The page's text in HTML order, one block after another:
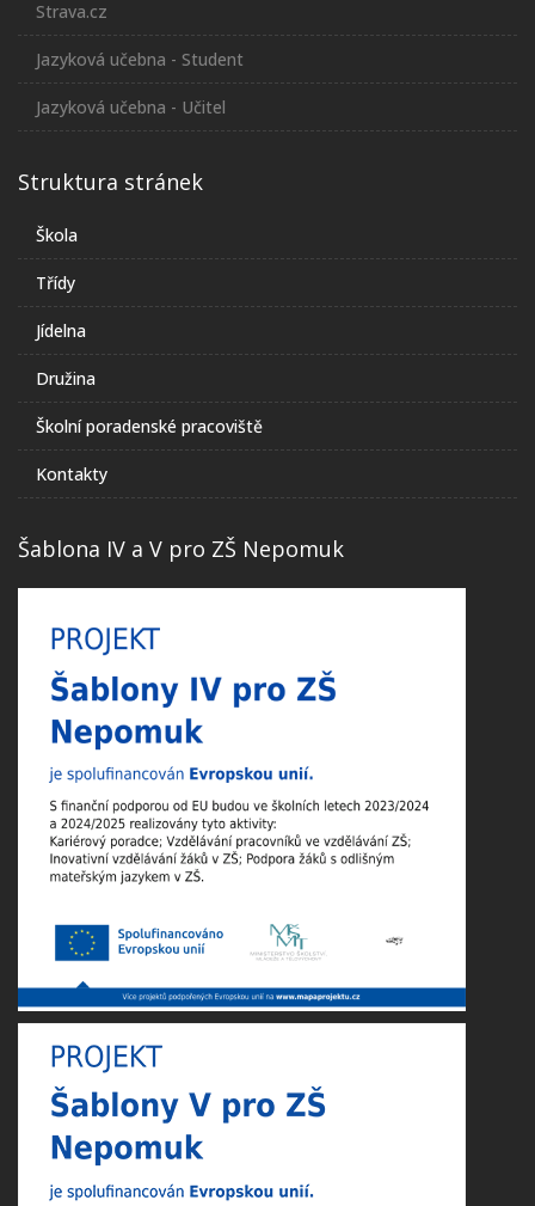
Strava.cz
Jazyková učebna - Student
Jazyková učebna - Učitel
Struktura stránek
Škola
Třídy
Jídelna
Družina
Školní poradenské pracoviště
Kontakty
Šablona IV a V pro ZŠ Nepomuk